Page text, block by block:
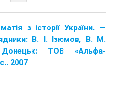
з історії України. —
В. І. Ізюмов, В. М.
TOB «Альфа-
2007